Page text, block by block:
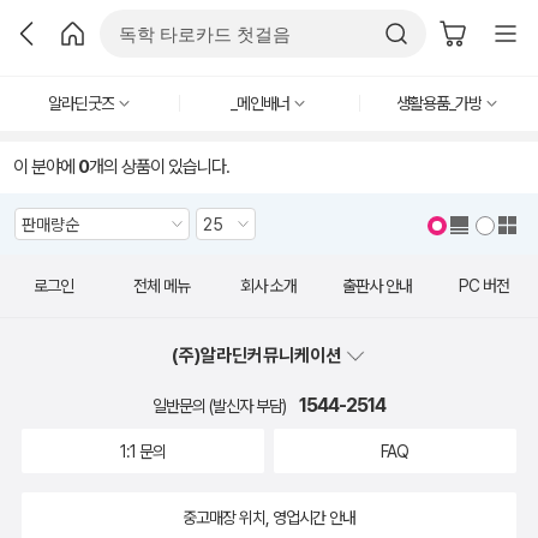
알라딘굿즈 _메인배너 생활용품_가방
이 분야에 0개의 상품이 있습니다.
로그인 전체 메뉴 회사 소개 출판사 안내 PC 버전
(주)알라딘커뮤니케이션
일반문의 (발신자 부담) 1544-2514
1:1 문의 FAQ
중고매장 위치, 영업시간 안내